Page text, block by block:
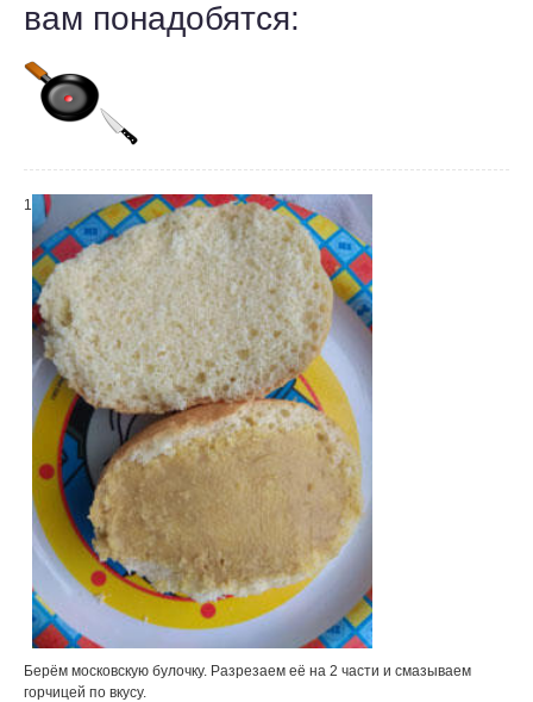
вам понадобятся:
1
Берём московскую булочку. Разрезаем её на 2 части и смазываем
горчицей по вкусу.